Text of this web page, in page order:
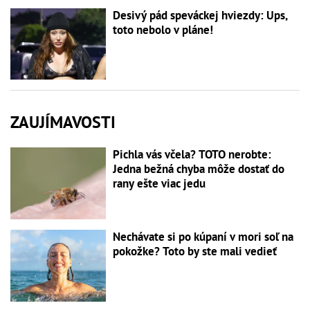
Desivý pád speváckej hviezdy: Ups,
toto nebolo v pláne!
ZAUJÍMAVOSTI
Pichla vás včela? TOTO nerobte:
Jedna bežná chyba môže dostať do
rany ešte viac jedu
Nechávate si po kúpaní v mori soľ na
pokožke? Toto by ste mali vedieť